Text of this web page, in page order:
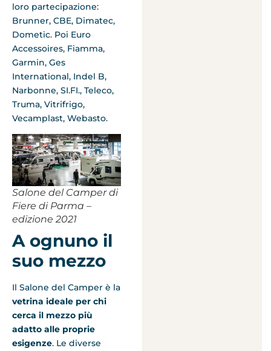
loro partecipazione:
Brunner, CBE, Dimatec,
Dometic. Poi Euro
Accessoires, Fiamma,
Garmin, Ges
International, Indel B,
Narbonne, SI.FI., Teleco,
Truma, Vitrifrigo,
Vecamplast, Webasto.
Salone del Camper di
Fiere di Parma –
edizione 2021
A ognuno il
suo mezzo
Il Salone del Camper è la
vetrina ideale per chi
cerca il mezzo più
adatto alle proprie
esigenze. Le diverse